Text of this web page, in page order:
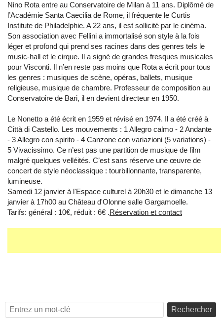
Nino Rota entre au Conservatoire de Milan à 11 ans. Diplômé de
l’Académie Santa Caecilia de Rome, il fréquente le Curtis
Institute de Philadelphie. A 22 ans, il est sollicité par le cinéma.
Son association avec Fellini a immortalisé son style à la fois
léger et profond qui prend ses racines dans des genres tels le
music-hall et le cirque. Il a signé de grandes fresques musicales
pour Visconti. Il n’en reste pas moins que Rota a écrit pour tous
les genres : musiques de scène, opéras, ballets, musique
religieuse, musique de chambre. Professeur de composition au
Conservatoire de Bari, il en devient directeur en 1950.
Le Nonetto a été écrit en 1959 et révisé en 1974. Il a été créé à
Città di Castello. Les mouvements : 1 Allegro calmo - 2 Andante
- 3 Allegro con spirito - 4 Canzone con variazioni (5 variations) -
5 Vivacissimo. Ce n’est pas une partition de musique de film
malgré quelques velléités. C’est sans réserve une œuvre de
concert de style néoclassique : tourbillonnante, transparente,
lumineuse.
Samedi 12 janvier à l'Espace culturel à 20h30 et le dimanche 13
janvier à 17h00 au Château d'Olonne salle Gargamoelle.
Tarifs: général : 10€, réduit : 6€ .Réservation et contact
Rechercher